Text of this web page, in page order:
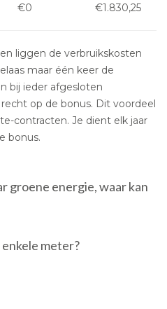
€0 €1.830,25
liggen de verbruikskosten
maar één keer de
bij ieder afgesloten
op de bonus. Dit voordeel
contracten. Je dient elk jaar
bonus.
groene energie, waar kan
meter?